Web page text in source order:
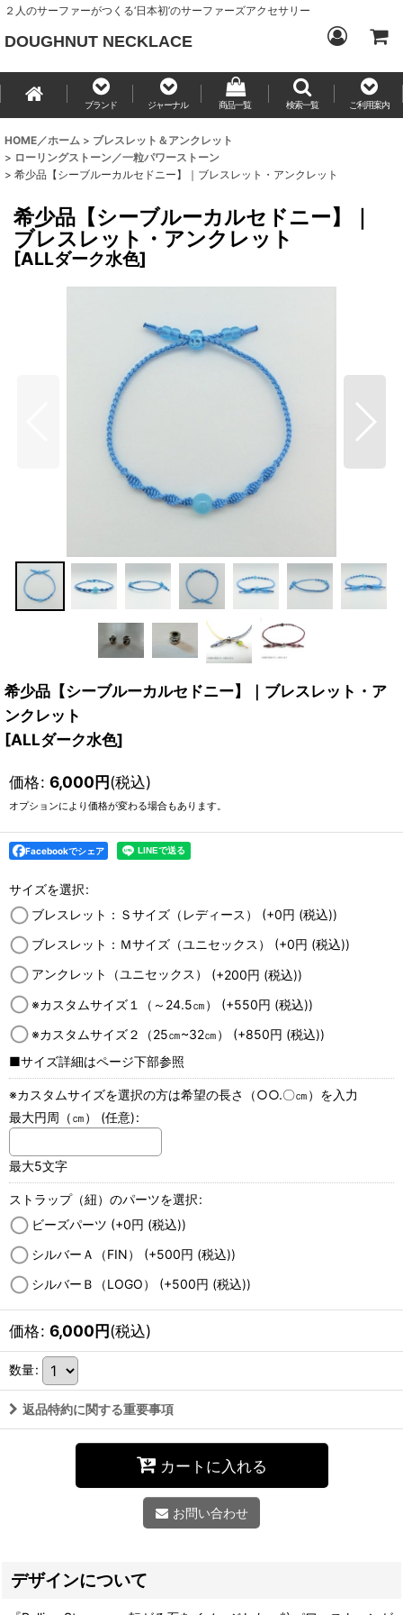
２人のサーファーがつくる‘日本初’のサーファーズアクセサリー
DOUGHNUT NECKLACE
ブランド ジャーナル 商品一覧 検索一覧 ご利用案内
HOME／ホーム > ブレスレット＆アンクレット
> ローリングストーン／一粒パワーストーン
> 希少品【シーブルーカルセドニー】｜ブレスレット・アンクレット
希少品【シーブルーカルセドニー】｜
ブレスレット・アンクレット
[ALLダーク水色]
希少品【シーブルーカルセドニー】｜ブレスレット・ア
ンクレット
[ALLダーク水色]
価格: 6,000円(税込)
オプションにより価格が変わる場合もあります。
Facebookでシェア
サイズを選択:
ブレスレット：Ｓサイズ（レディース） (+0円 (税込))
ブレスレット：Ｍサイズ（ユニセックス） (+0円 (税込))
アンクレット（ユニセックス） (+200円 (税込))
※カスタムサイズ１（～24.5㎝） (+550円 (税込))
※カスタムサイズ２（25㎝~32㎝） (+850円 (税込))
■サイズ詳細はページ下部参照
※カスタムサイズを選択の方は希望の長さ（○○.〇㎝）を入力
最大円周（㎝） (任意):
最大5文字
ストラップ（紐）のパーツを選択:
ビーズパーツ (+0円 (税込))
シルバーＡ（FIN） (+500円 (税込))
シルバーＢ（LOGO） (+500円 (税込))
価格: 6,000円(税込)
数量:
返品特約に関する重要事項
カートに入れる
お問い合わせ
デザインについて